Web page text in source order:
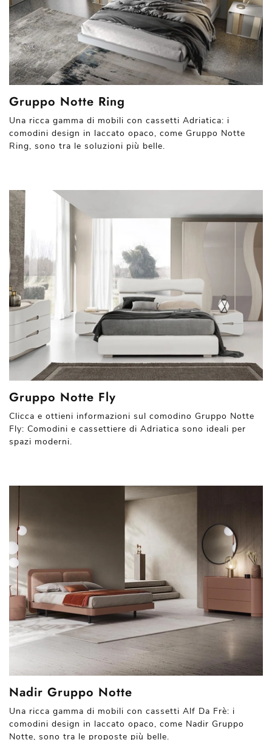
Gruppo Notte Ring
Una ricca gamma di mobili con cassetti Adriatica: i
comodini design in laccato opaco, come Gruppo Notte
Ring, sono tra le soluzioni più belle.
Gruppo Notte Fly
Clicca e ottieni informazioni sul comodino Gruppo Notte
Fly: Comodini e cassettiere di Adriatica sono ideali per
spazi moderni.
Nadir Gruppo Notte
Una ricca gamma di mobili con cassetti Alf Da Frè: i
comodini design in laccato opaco, come Nadir Gruppo
Notte, sono tra le proposte più belle.